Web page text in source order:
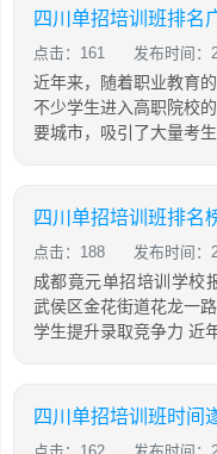
点击：161 发布时间：
近年来，随着职业教育
不少学生进入高职院校
要城市，吸引了大量考
四川单招培训班排名
点击：188 发布时间：
成都竟元单招培训学校
武侯区金花街道花龙一
学生提升录取竞争力 近